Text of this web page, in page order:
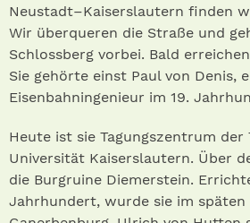
Neustadt–Kaiserslautern finden
Wir überqueren die Straße und
Schlossberg vorbei. Bald
Sie gehörte einst Paul von Denis,
Eisenbahningenieur im 19.
Heute ist sie Tagungszentrum der
Universität Kaiserslautern. Über
die Burgruine Diemerstein.
Jahrhundert, wurde sie im